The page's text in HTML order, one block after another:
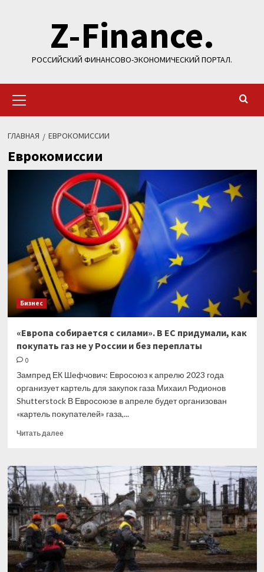
содержимомуZ-Finance.
РОССИЙСКИЙ ФИНАНСОВО-ЭКОНОМИЧЕСКИЙ ПОРТАЛ.
меню
ГЛАВНАЯ ЕВРОКОМИССИИ
Еврокомиссии
Бизнес
«Европа собирается с силами». В ЕС придумали, как
покупать газ не у России и без переплаты
0
Зампред ЕК Шефчович: Евросоюз к апрелю 2023 года
организует картель для закупок газа Михаил Родионов
Shutterstock В Евросоюзе в апреле будет организован
«картель покупателей» газа,...
Читать далееПрочитать
«Европа
собирается
с силами».
В ЕС
придумали,
как
покупать
газ
не
у России